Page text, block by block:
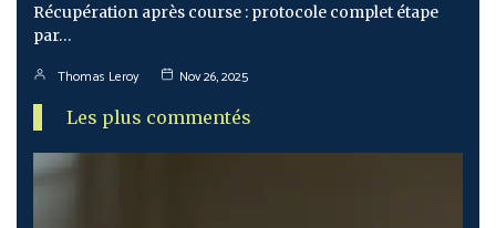
Récupération après course : protocole complet étape
par…
Thomas Leroy Nov 26, 2025
Les plus commentés